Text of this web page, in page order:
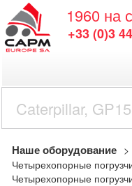
1960 на
+33 (0)3
Наше оборудование
Четырехопорные
Четырехопорные